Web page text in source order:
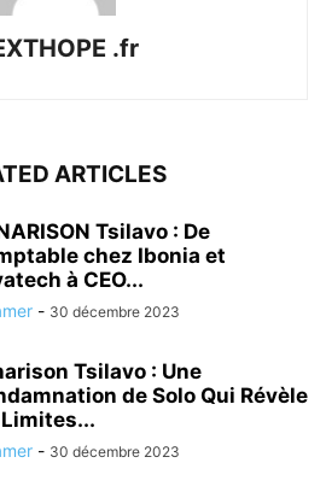
.fr
ARTICLES
Tsilavo : De
chez Ibonia et
à CEO...
- 30 décembre 2023
Tsilavo : Une
de Solo Qui Révèle
- 30 décembre 2023